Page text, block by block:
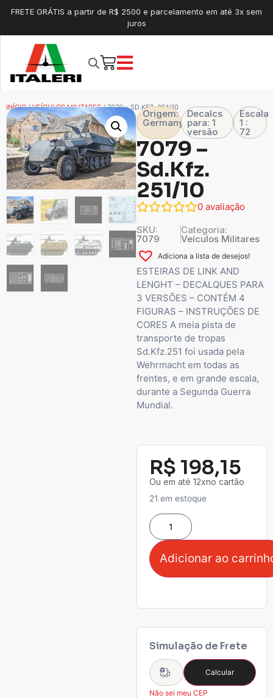
FRETE GRÁTIS a partir de R$ 2500 e parcelamento em até 3x sem
juros
INÍCIO/VEÍCULOS MILITARES/ 7079 – SD.KFZ. 251/10
Origem:
Germany
Decalcs
para: 1
versão
Escala
1 :
72
7079 –
Sd.Kfz.
251/10
0 avaliação
SKU:
7079
Categoria:
Veículos Militares
Adiciona a lista de desejos!
ESTEIRAS DE LINK AND
LENGHT – DECALQUES PARA
3 VERSÕES – CONTÉM 4
FIGURAS – INSTRUÇÕES DE
CORES A meia pista de
transporte de tropas
Sd.Kfz.251 foi usada pela
Wehrmacht em todas as
frentes, e em grande escala,
durante a Segunda Guerra
Mundial.
R$ 198,15
Ou em até 12xno cartão
21 em estoque
Adicionar ao
Simulação de Frete
Calcular
Não sei meu CEP